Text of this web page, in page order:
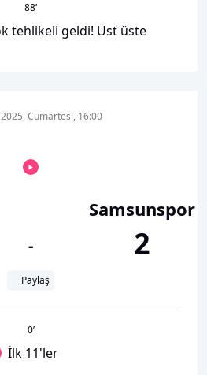
88’
tehlikeli geldi! Üst üste
Cumartesi, 16:00
-
Paylaş
Samsunspor
2
0’
İlk 11'ler